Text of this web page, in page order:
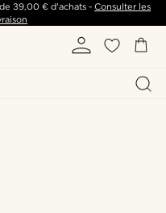
39,00 €d'achats -Consulter les